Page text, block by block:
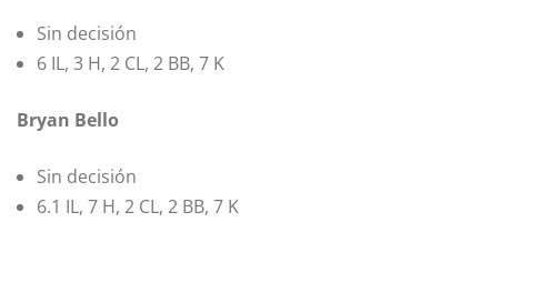
Sin decisión
6 IL, 3 H, 2 CL, 2 BB, 7 K
Bryan Bello
Sin decisión
6.1 IL, 7 H, 2 CL, 2 BB, 7 K